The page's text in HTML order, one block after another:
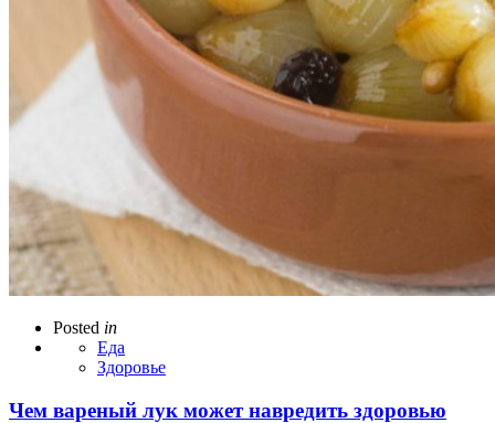
Posted in
Еда
Здоровье
Чем вареный лук может навредить здоровью